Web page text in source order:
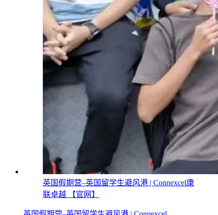
英国假期营–英国留学生避风港 | Connexcel康
联卓越 【官网】